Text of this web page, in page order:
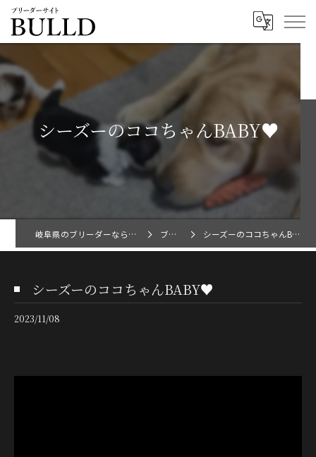
シーズーのココちゃんBABY♥
岐阜県のブリーダーならBULLD ブログ シーズーのココちゃんBABY♥
シーズーのココちゃんBABY♥
2023/11/08